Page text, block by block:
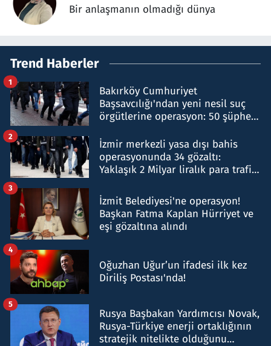
Bir anlaşmanın olmadığı dünya
Trend Haberler
Bakırköy Cumhuriyet
Başsavcılığı'ndan yeni nesil suç
örgütlerine operasyon: 50 şüpheli
1
İzmir merkezli yasa dışı bahis
operasyonunda 34 gözaltı:
Yaklaşık 2 Milyar liralık para trafiği
2
İzmit Belediyesi'ne operasyon!
Başkan Fatma Kaplan Hürriyet ve
eşi gözaltına alındı
3
Oğuzhan Uğur’un ifadesi ilk kez
Diriliş Postası'nda!
4
Rusya Başbakan Yardımcısı Novak,
Rusya-Türkiye enerji ortaklığının
stratejik nitelikte olduğunu
5